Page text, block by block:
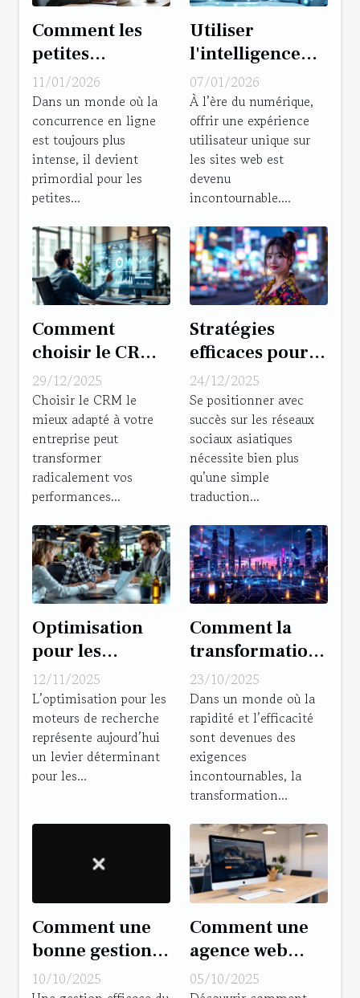
Comment les
petites
entreprises
peuvent-elles
optimiser leur
marketing
digital ?
11/01/2026
Dans un monde où la
concurrence en ligne
est toujours plus
intense, il devient
primordial pour les
petites...
Utiliser
l'intelligence
artificielle pour
personnaliser
l'expérience
utilisateur sur
les sites web
07/01/2026
À l’ère du numérique,
offrir une expérience
utilisateur unique sur
les sites web est
devenu
incontournable....
Comment
choisir le CRM
le plus adapté
pour dynamiser
vos ventes ?
29/12/2025
Choisir le CRM le
mieux adapté à votre
entreprise peut
transformer
radicalement vos
performances...
Stratégies
efficaces pour
établir votre
présence sur les
plateformes
sociales
asiatiques
24/12/2025
Se positionner avec
succès sur les réseaux
sociaux asiatiques
nécessite bien plus
qu’une simple
traduction...
Optimisation
pour les
moteurs de
recherche :
comment une
agence SEO à
Metz peut
transformer
12/11/2025
L’optimisation pour les
moteurs de recherche
représente aujourd’hui
un levier déterminant
pour les...
Comment la
transformation
numérique peut
dynamiser
votre gestion
d'entreprise ?
23/10/2025
Dans un monde où la
rapidité et l’efficacité
sont devenues des
exigences
incontournables, la
transformation...
Comment une
bonne gestion
de temps peut
10/10/2025
Comment une
agence web
Bordeaux peut
05/10/2025